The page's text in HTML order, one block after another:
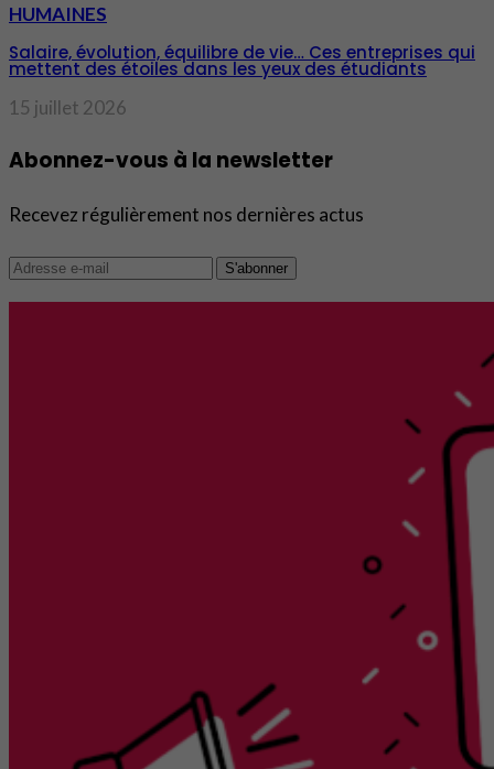
HUMAINES
Salaire, évolution, équilibre de vie… Ces entreprises qui
mettent des étoiles dans les yeux des étudiants
15 juillet 2026
Abonnez-vous à la newsletter
Recevez régulièrement nos dernières actus
S'abonner